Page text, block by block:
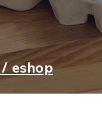
/ eshop